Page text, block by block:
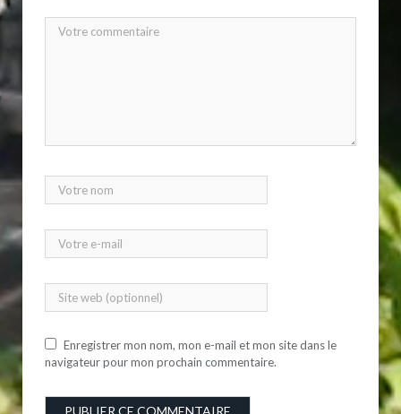
Enregistrer mon nom, mon e-mail et mon site dans le
navigateur pour mon prochain commentaire.